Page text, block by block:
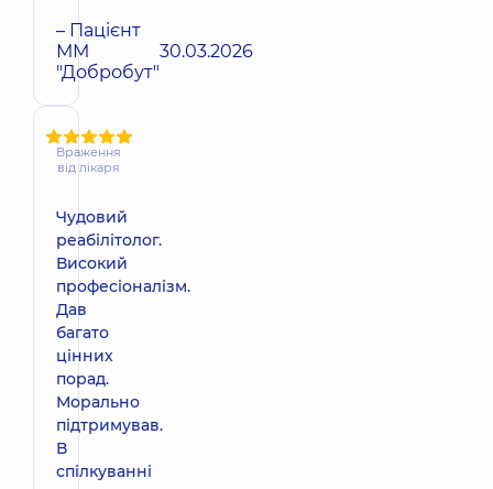
– Пацієнт
ММ
"Добробут"
30.03.2026
Враження
від лікаря
Чудовий
реабілітолог.
Високий
професіоналізм.
Дав
багато
цінних
порад.
Морально
підтримував.
В
спілкуванні